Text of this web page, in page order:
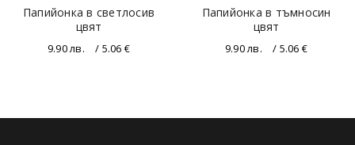
Папийонка в светлосив
цвят
9.90лв. / 5.06 €
Папийонка в тъмносин
цвят
9.90лв. / 5.06 €